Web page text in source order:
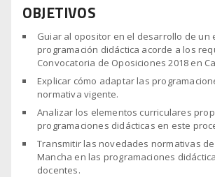
Cursos
Homologados
Oposiciones
Maestros
Infantil
Oferta
Formativa
Completa
Consulta
Posición
la
Lista
de
Interinos
OBJETIVOS
Guiar al opositor en el desarrollo de un
programación didáctica acorde a los
Convocatoria de Oposiciones 2018 en
Explicar cómo adaptar las
normativa vigente.
Analizar los elementos curriculares
programaciones didácticas en este
Transmitir las novedades normativas de
Mancha en las programaciones
docentes.